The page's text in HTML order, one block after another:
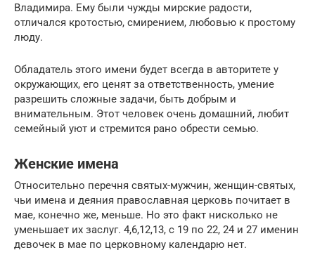
Владимира. Ему были чужды мирские радости,
отличался кротостью, смирением, любовью к простому
люду.
Обладатель этого имени будет всегда в авторитете у
окружающих, его ценят за ответственность, умение
разрешить сложные задачи, быть добрым и
внимательным. Этот человек очень домашний, любит
семейный уют и стремится рано обрести семью.
Женские имена
Относительно перечня святых-мужчин, женщин-святых,
чьи имена и деяния православная церковь почитает в
мае, конечно же, меньше. Но это факт нисколько не
уменьшает их заслуг. 4,6,12,13, с 19 по 22, 24 и 27 именин
девочек в мае по церковному календарю нет.